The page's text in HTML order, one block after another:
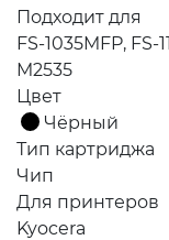
Подходит для
FS-1035MFP, FS-
M2535
Цвет
Чёрный
Тип картриджа
Чип
Для принтеров
Kyocera